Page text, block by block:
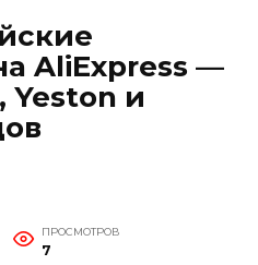
AliExpress —
Yeston и
ПРОСМОТРОВ
7